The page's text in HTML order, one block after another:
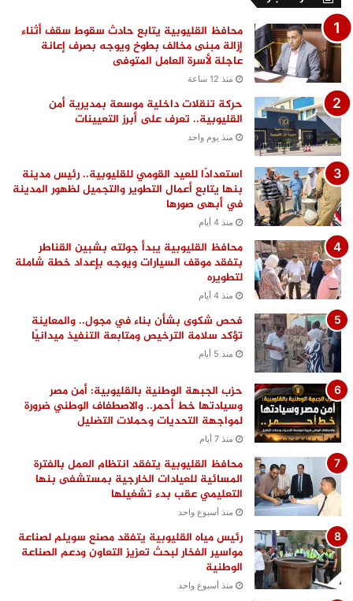
محافظ القليوبية يتابع حادث سقوط سقف أثناء
إزالة مبنى مخالف بطوخ ويوجه بصرف إعانة
عاجلة لأسرة العامل المتوفى
منذ 12 ساعة
حركة تنقلات داخلية موسعة بمديرية أمن
القليوبية.. تعرف على أبرز التعيينات
منذ يوم واحد
استعدادًا للعيد القومي للقليوبية.. رئيس مدينة
بنها يتابع أعمال التطوير والتجميل لظهور المدينة
في أبهى صورها
منذ 4 أيام
محافظ القليوبية يبدأ جولته بشبين القناطر
بتفقد موقف السيارات ويوجه بإعداد خطة شاملة
لتطويره
منذ 4 أيام
فحص شكوى بشأن بناء في مجول.. والمعاينة
تؤكد سلامة الترخيص ومتابعة التنفيذ ميدانيًا
منذ 5 أيام
حزب الجبهة الوطنية بالقليوبية: أمن مصر
وسيادتها خط أحمر.. والاصطفاف الوطني ضرورة
لمواجهة التحديات وحملات التضليل
منذ 7 أيام
محافظ القليوبية يتفقد انتظام العمل بالفترة
المسائية للعيادات الخارجية بمستشفى بنها
التعليمي عقب بدء تشغيلها
منذ أسبوع واحد
رئيس مياه القليوبية يتفقد مصنع سويلم لصناعة
مواسير الفخار لبحث تعزيز التعاون ودعم الصناعة
الوطنية
منذ أسبوع واحد